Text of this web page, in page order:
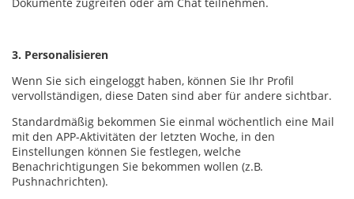
3. Personalisieren
Wenn Sie sich eingeloggt haben, können Sie Ihr Profil
vervollständigen, diese Daten sind aber für andere sichtbar.
Standardmäßig bekommen Sie einmal wöchentlich eine Mail
mit den APP-Aktivitäten der letzten Woche, in den
Einstellungen können Sie festlegen, welche
Benachrichtigungen Sie bekommen wollen (z.B.
Pushnachrichten).